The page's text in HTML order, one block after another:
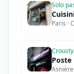
Solo
Paris ·
Poste